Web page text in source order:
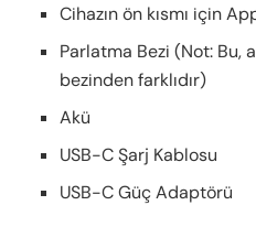
Cihazın ön kısmı için
Parlatma Bezi (Not: Bu,
bezinden farklıdır)
Akü
USB-C Şarj Kablosu
USB-C Güç Adaptörü